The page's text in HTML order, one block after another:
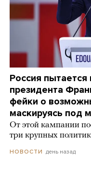
Россия
президента
фейки о
маскируясь под
От этой кампании
три крупных
НОВОСТИ день назад